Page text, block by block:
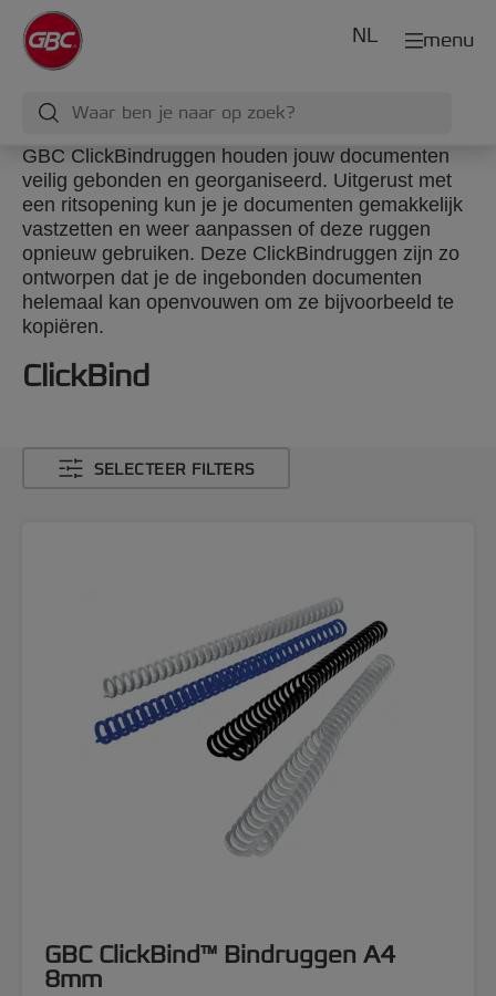
menu
NL
GBC ClickBindruggen houden jouw documenten
veilig gebonden en georganiseerd. Uitgerust met
een ritsopening kun je je documenten gemakkelijk
vastzetten en weer aanpassen of deze ruggen
opnieuw gebruiken. Deze ClickBindruggen zijn zo
ontworpen dat je de ingebonden documenten
helemaal kan openvouwen om ze bijvoorbeeld te
kopiëren.
ClickBind
SELECTEER FILTERS
GBC ClickBind™ Bindruggen A4
8mm